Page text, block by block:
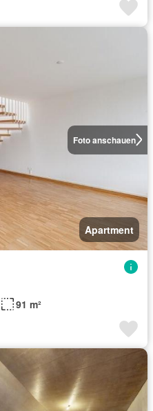
Foto anschauen
Apartment
91 m²